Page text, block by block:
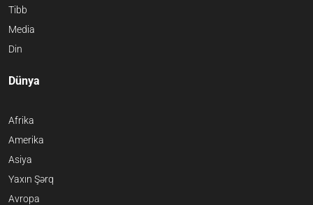
Tibb
Media
Din
Dünya
Afrika
Amerika
Asiya
Yaxın Şərq
Avropa